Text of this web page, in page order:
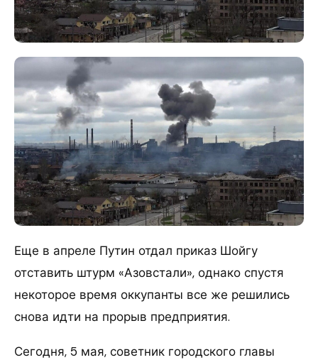
Еще в апреле Путин отдал приказ Шойгу
отставить штурм «Азовстали», однако спустя
некоторое время оккупанты все же решились
снова идти на прорыв предприятия.
Сегодня, 5 мая, советник городского главы